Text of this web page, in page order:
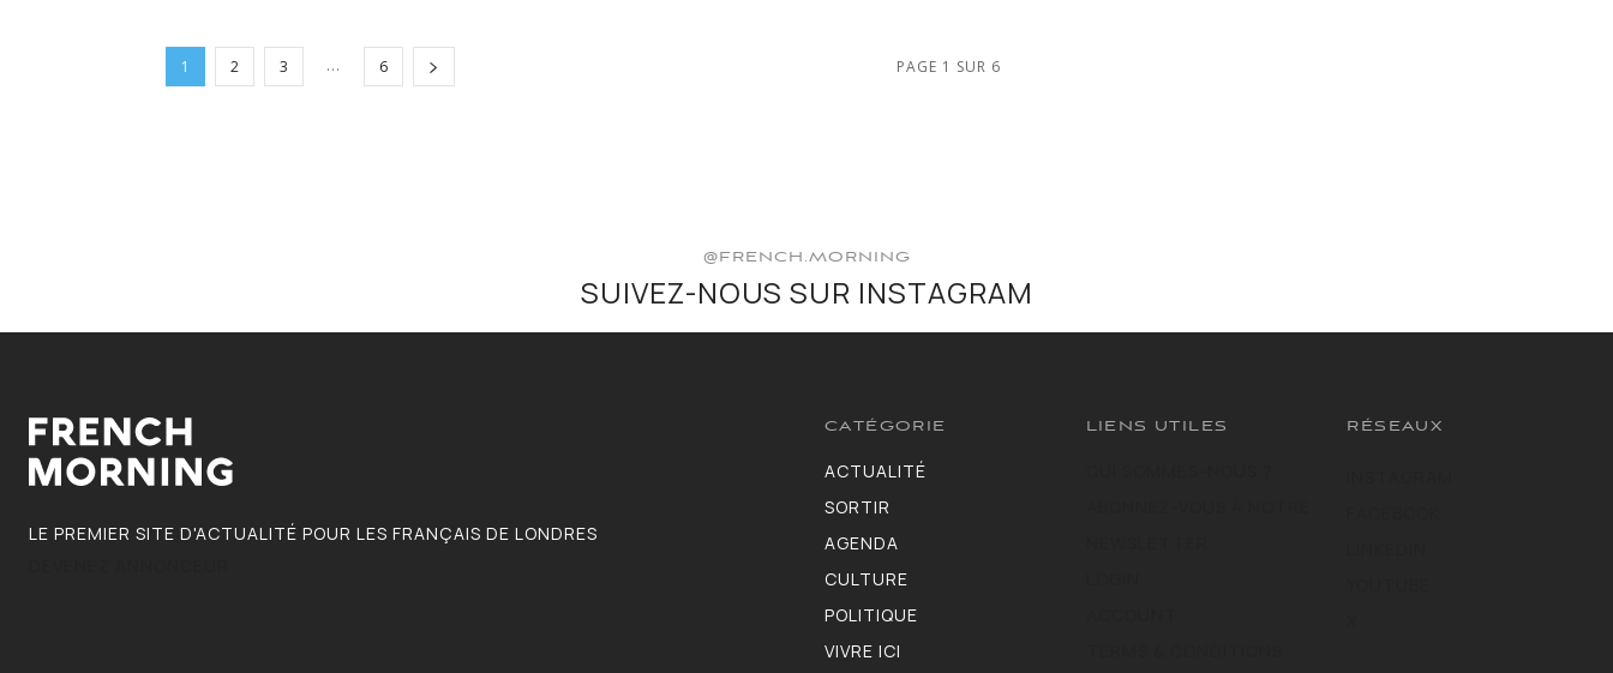
1 2 3 ... 6 PAGE 1 SUR 6
@FRENCH.MORNING
SUIVEZ-NOUS SUR INSTAGRAM
LE PREMIER SITE D'ACTUALITÉ POUR LES FRANÇAIS DE LONDRES
CATÉGORIE
ACTUALITÉ
SORTIR
AGENDA
CULTURE
POLITIQUE
VIVRE ICI
LIENS UTILES RÉSEAUX